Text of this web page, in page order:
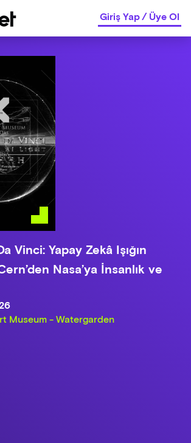
Giriş Yap/Üye Ol
Vinci: Yapay Zekâ Işığın
Nasa’ya İnsanlık ve
Museum - Watergarden